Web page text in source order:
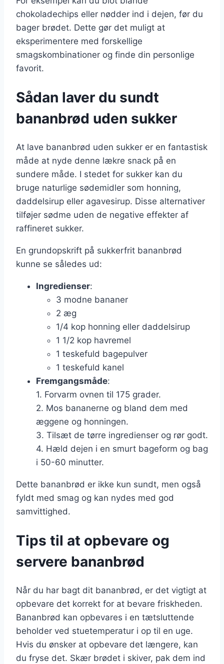
chokoladechips eller nødder ind i dejen, før du
bager brødet. Dette gør det muligt at
eksperimentere med forskellige
smagskombinationer og finde din personlige
favorit.
Sådan laver du sundt
bananbrød uden sukker
At lave bananbrød uden sukker er en fantastisk
måde at nyde denne lækre snack på en
sundere måde. I stedet for sukker kan du
bruge naturlige sødemidler som honning,
daddelsirup eller agavesirup. Disse alternativer
tilføjer sødme uden de negative effekter af
raffineret sukker.
En grundopskrift på sukkerfrit bananbrød
kunne se således ud:
Ingredienser:
3 modne bananer
2 æg
1/4 kop honning eller daddelsirup
1 1/2 kop havremel
1 teskefuld bagepulver
1 teskefuld kanel
Fremgangsmåde:
1. Forvarm ovnen til 175 grader.
2. Mos bananerne og bland dem med
æggene og honningen.
3. Tilsæt de tørre ingredienser og rør godt.
4. Hæld dejen i en smurt bageform og bag
i 50-60 minutter.
Dette bananbrød er ikke kun sundt, men også
fyldt med smag og kan nydes med god
samvittighed.
Tips til at opbevare og
servere bananbrød
Når du har bagt dit bananbrød, er det vigtigt at
opbevare det korrekt for at bevare friskheden.
Bananbrød kan opbevares i en tætsluttende
beholder ved stuetemperatur i op til en uge.
Hvis du ønsker at opbevare det længere, kan
du fryse det. Skær brødet i skiver, pak dem ind